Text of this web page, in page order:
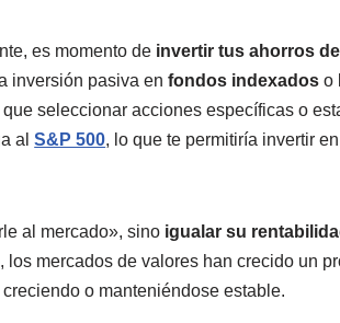
es momento de invertir tus ahorros
inversión pasiva enfondos indexados o
seleccionar acciones específicas o
alS&P 500, lo que te permitiría invertir
al mercado», sino igualar su
los mercados de valores han crecido un
o manteniéndose estable.